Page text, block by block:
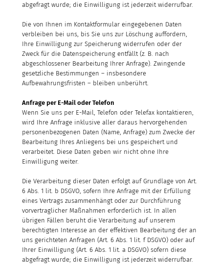
abgefragt wurde; die Einwilligung ist jederzeit widerrufbar.
Die von Ihnen im Kontaktformular eingegebenen Daten
verbleiben bei uns, bis Sie uns zur Löschung auffordern,
Ihre Einwilligung zur Speicherung widerrufen oder der
Zweck für die Datenspeicherung entfällt (z. B. nach
abgeschlossener Bearbeitung Ihrer Anfrage). Zwingende
gesetzliche Bestimmungen – insbesondere
Aufbewahrungsfristen – bleiben unberührt.
Anfrage per E-Mail oder Telefon
Wenn Sie uns per E-Mail, Telefon oder Telefax kontaktieren,
wird Ihre Anfrage inklusive aller daraus hervorgehenden
personenbezogenen Daten (Name, Anfrage) zum Zwecke der
Bearbeitung Ihres Anliegens bei uns gespeichert und
verarbeitet. Diese Daten geben wir nicht ohne Ihre
Einwilligung weiter.
Die Verarbeitung dieser Daten erfolgt auf Grundlage von Art.
6 Abs. 1 lit. b DSGVO, sofern Ihre Anfrage mit der Erfüllung
eines Vertrags zusammenhängt oder zur Durchführung
vorvertraglicher Maßnahmen erforderlich ist. In allen
übrigen Fällen beruht die Verarbeitung auf unserem
berechtigten Interesse an der effektiven Bearbeitung der an
uns gerichteten Anfragen (Art. 6 Abs. 1 lit. f DSGVO) oder auf
Ihrer Einwilligung (Art. 6 Abs. 1 lit. a DSGVO) sofern diese
abgefragt wurde; die Einwilligung ist jederzeit widerrufbar.